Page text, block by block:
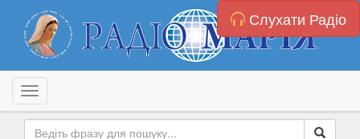
Слухати Радіо
Toggle navigation